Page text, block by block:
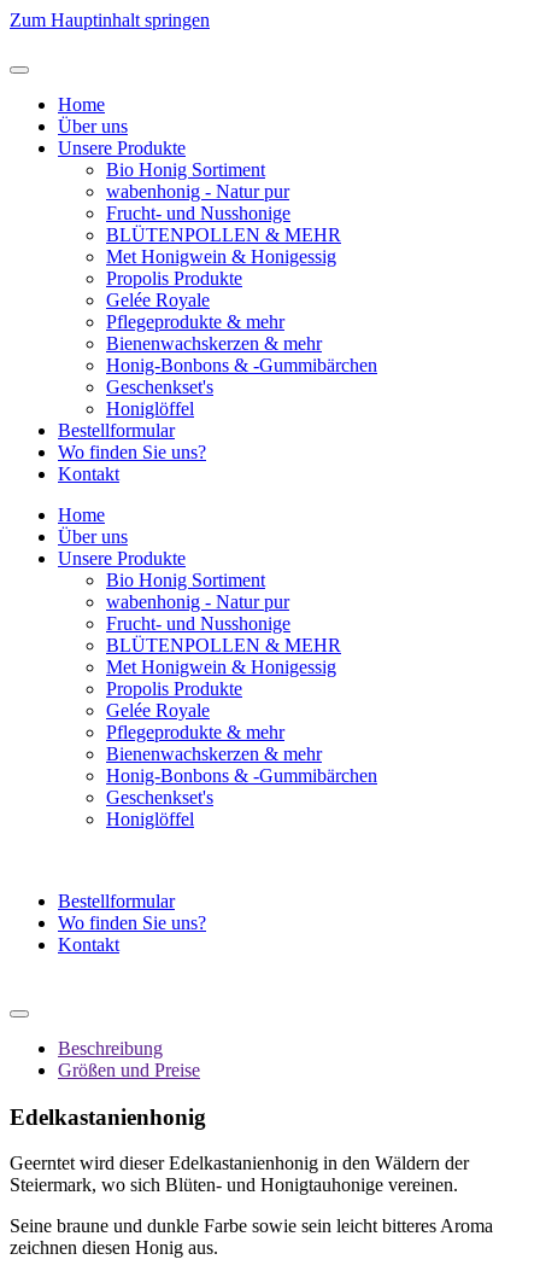
Zum Hauptinhalt springen
Home
Über uns
Unsere Produkte
Bio Honig Sortiment
wabenhonig - Natur pur
Frucht- und Nusshonige
BLÜTENPOLLEN & MEHR
Met Honigwein & Honigessig
Propolis Produkte
Gelée Royale
Pflegeprodukte & mehr
Bienenwachskerzen & mehr
Honig-Bonbons & -Gummibärchen
Geschenkset's
Honiglöffel
Bestellformular
Wo finden Sie uns?
Kontakt
Home
Über uns
Unsere Produkte
Bio Honig Sortiment
wabenhonig - Natur pur
Frucht- und Nusshonige
BLÜTENPOLLEN & MEHR
Met Honigwein & Honigessig
Propolis Produkte
Gelée Royale
Pflegeprodukte & mehr
Bienenwachskerzen & mehr
Honig-Bonbons & -Gummibärchen
Geschenkset's
Honiglöffel
Bestellformular
Wo finden Sie uns?
Kontakt
Beschreibung
Größen und Preise
Edelkastanienhonig
Geerntet wird dieser Edelkastanienhonig in den Wäldern der
Steiermark, wo sich Blüten- und Honigtauhonige vereinen.
Seine braune und dunkle Farbe sowie sein leicht bitteres Aroma
zeichnen diesen Honig aus.